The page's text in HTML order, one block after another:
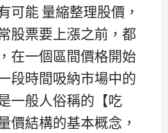
可能 量縮整理股價，
股票要上漲之前，都
在一個區間價格開始
段時間吸納市場中的
一般人俗稱的【吃
價結構的基本概念，